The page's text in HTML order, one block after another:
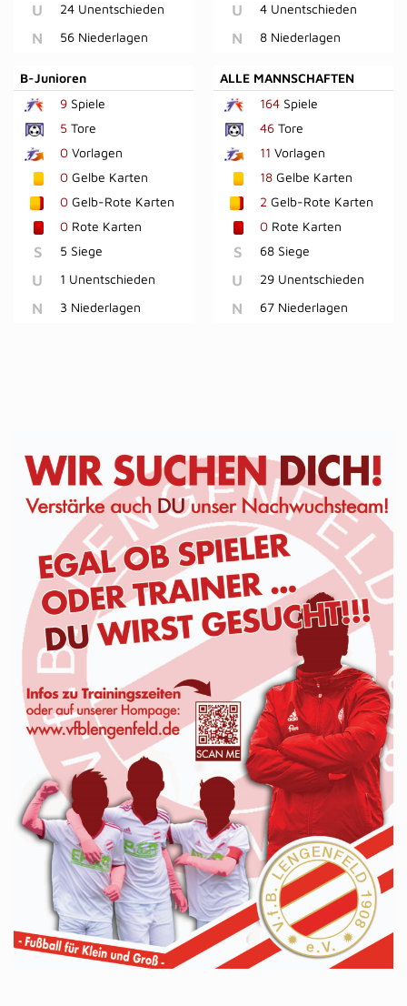
U 24 Unentschieden
N 56 Niederlagen
U 4 Unentschieden
N 8 Niederlagen
B-Junioren
9 Spiele
5 Tore
0 Vorlagen
0 Gelbe Karten
0 Gelb-Rote Karten
0 Rote Karten
S 5 Siege
U 1 Unentschieden
N 3 Niederlagen
ALLE MANNSCHAFTEN
164Spiele
46Tore
11 Vorlagen
18Gelbe Karten
2 Gelb-Rote Karten
0Rote Karten
S 68 Siege
U 29 Unentschieden
N 67 Niederlagen